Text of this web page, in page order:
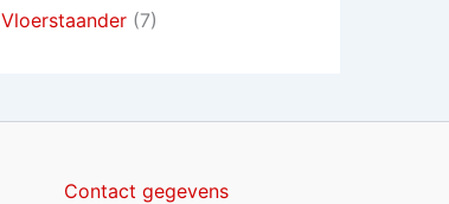
Vloerstaander (7)
Contact gegevens